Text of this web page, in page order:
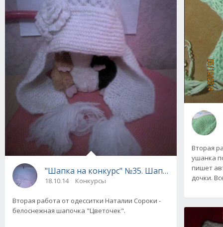
18.10.14 Конкурсы
Вторая работа от одесситки Наталии Сороки -
белоснежная шапочка "Цветочек".
Вторая
ушанка
пишет
дочки.